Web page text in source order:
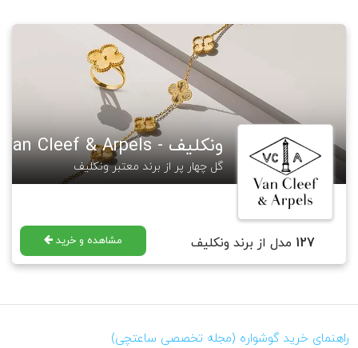
طرح های مطرح این برند در زمینه ساعت، " پیراهن صورتی ساعت ها" نام دارد که
باریکی آن دلیل اصلی مطرح شدن آن بود. جالب است بدانید نماد گل شبدر
معروف این برند از جک آرپل الهام گرفته شده. جک آرپل عادت داشته گل های
شبدر چهار برگ باغ خود را جمع و همراه یک شعر که به انتخاب خودش بوده، به
کارکنانش بدهد. هدف او از این کار، دادن "امیدواری" به آنها بوده. در حال حاضر
جدیدترین کالکشن این برند " هفت دریا " نام دارد.
گالری ساعتچی مجموعه ای از طرح های معروف این برند را طراحی و تولید نموده
که در لینک زیر قابل مشاهده و خرید هستند.
https://saatchico.com/
VanCleef&Arples
برای مطالعه بیشتر در مورد برند ونکلیف آرپلز میتوانید به مجله گالری ساعتچی
رجوع فرمایید.
https://saatchico.com/mag/
ونکلیف - Van Cleef & Arpels
گل چهار پر از برند معتبر ونکلیف
127 مدل از برند ونکلیف مشاهده و خرید
راهنمای خرید گوشواره (مجله تخصصی ساعتچی)